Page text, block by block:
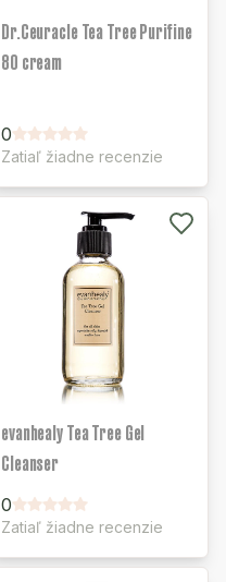
Dr.Ceuracle Tea Tree Purifine
80 cream
0
Zatiaľ žiadne recenzie
evanhealy Tea Tree Gel
Cleanser
0
Zatiaľ žiadne recenzie